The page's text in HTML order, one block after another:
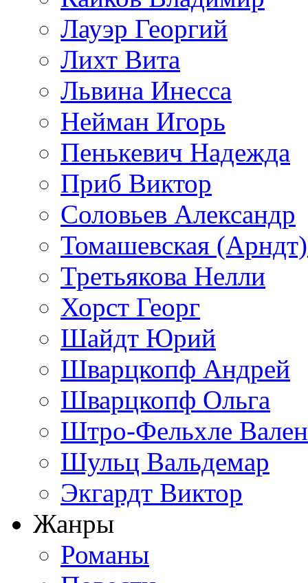
Лауэр Георгий
Лихт Вита
Львина Инесса
Нейман Игорь
Пенькевич Надежда
Приб Виктор
Соловьев Александр
Томашевская
Третьякова Нелли
Хорст Георг
Шайдт Юрий
Шварцкопф Андрей
Шварцкопф Ольга
Штро-Фельхле
Шульц Вальдемар
Экгардт Виктор
Жанры
Романы